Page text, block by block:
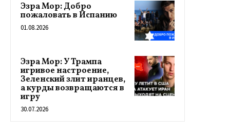
Эзра Мор: Добро
пожаловать в Испанию
01.08.2026
Эзра Мор: У Трампа
игривое настроение,
Зеленский злит иранцев,
а курды возвращаются в
игру
30.07.2026